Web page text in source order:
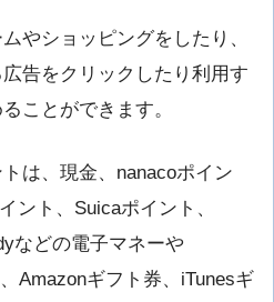
やショッピングをしたり、
告をクリックしたり利用す
ことができます。
は、現金、nanacoポイン
ント、Suicaポイント、
などの電子マネーや
Amazonギフト券、iTunesギ